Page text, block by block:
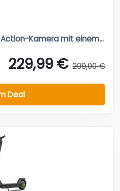
Kamera mit einem...
229,99 € 299,00 €
Deal